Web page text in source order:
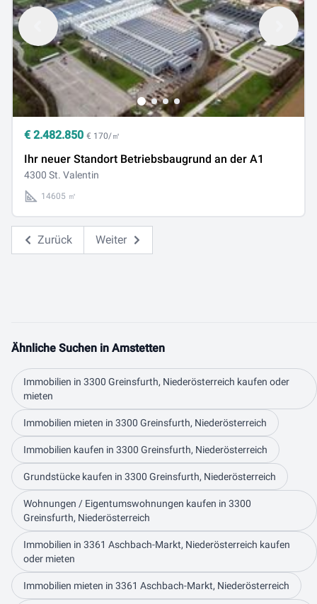
€ 2.482.850 € 170/㎡
Ihr neuer Standort Betriebsbaugrund an der A1
4300 St. Valentin
14605 ㎡
Zurück Weiter
Ähnliche Suchen in Amstetten
Immobilien in 3300 Greinsfurth, Niederösterreich kaufen oder
mieten
Immobilien mieten in 3300 Greinsfurth, Niederösterreich
Immobilien kaufen in 3300 Greinsfurth, Niederösterreich
Grundstücke kaufen in 3300 Greinsfurth, Niederösterreich
Wohnungen / Eigentumswohnungen kaufen in 3300
Greinsfurth, Niederösterreich
Immobilien in 3361 Aschbach-Markt, Niederösterreich kaufen
oder mieten
Immobilien mieten in 3361 Aschbach-Markt, Niederösterreich